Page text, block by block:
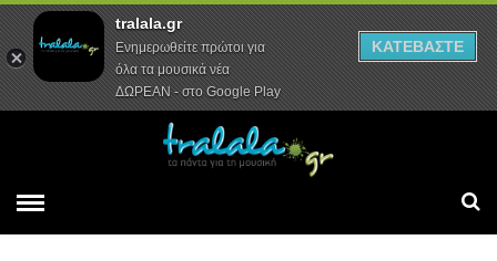
Αρχική Συνεντεύξεις Ρεπορτάζ
tralala.gr
Ενημερωθείτε πρώτοι για
όλα τα μουσικά νέα
ΔΩΡΕΑΝ - στο Google Play
ΚΑΤΕΒΑΣΤΕ